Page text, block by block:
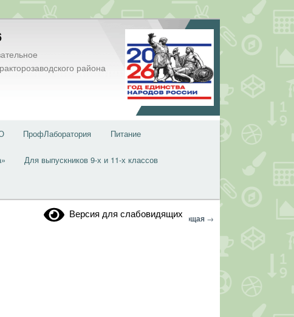
района
ПрофЛаборатория Питание
Для выпускников 9-х и 11-х классов
Версия для слабовидящих
Навигация
← Предыдущая Следующая →